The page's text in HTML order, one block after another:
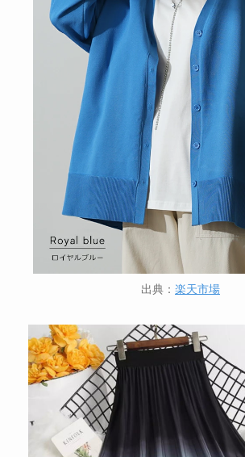
出典： 楽天市場